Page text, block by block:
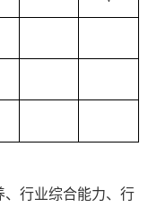
、行业综合能力、行